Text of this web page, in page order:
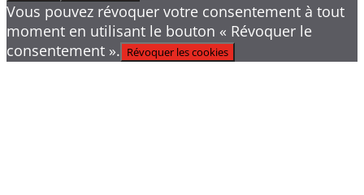
Vous pouvez révoquer votre consentement à tout
moment en utilisant le bouton « Révoquer le
consentement ». Révoquer les cookies